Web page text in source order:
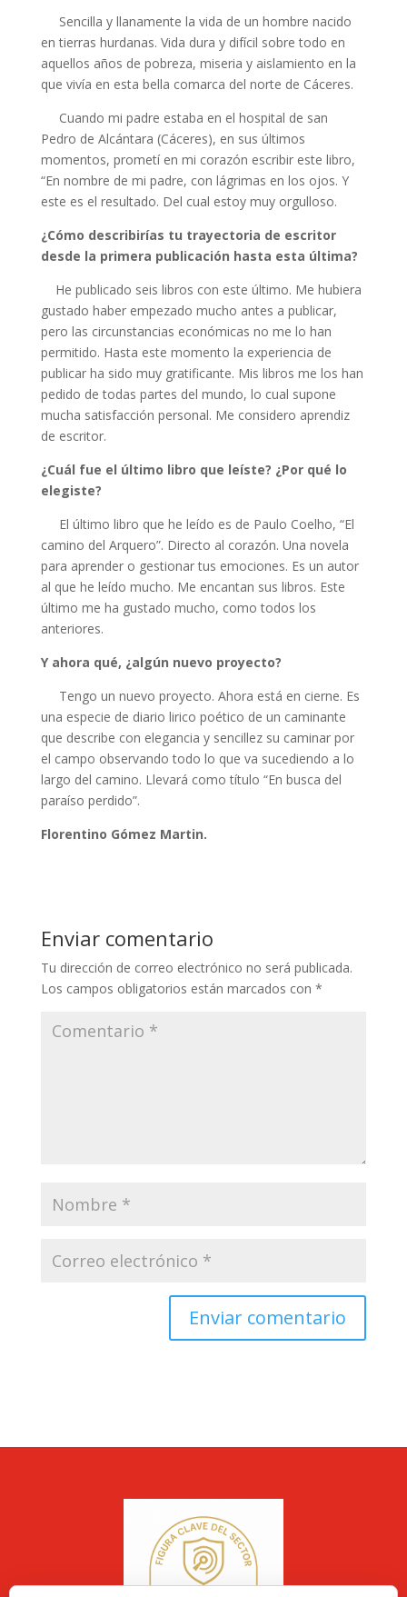
Sencilla y llanamente la vida de un hombre nacido
en tierras hurdanas. Vida dura y difícil sobre todo en
aquellos años de pobreza, miseria y aislamiento en la
que vivía en esta bella comarca del norte de Cáceres.
Cuando mi padre estaba en el hospital de san
Pedro de Alcántara (Cáceres), en sus últimos
momentos, prometí en mi corazón escribir este libro,
“En nombre de mi padre, con lágrimas en los ojos. Y
este es el resultado. Del cual estoy muy orgulloso.
¿Cómo describirías tu trayectoria de escritor
desde la primera publicación hasta esta última?
He publicado seis libros con este último. Me hubiera
gustado haber empezado mucho antes a publicar,
pero las circunstancias económicas no me lo han
permitido. Hasta este momento la experiencia de
publicar ha sido muy gratificante. Mis libros me los han
pedido de todas partes del mundo, lo cual supone
mucha satisfacción personal. Me considero aprendiz
de escritor.
¿Cuál fue el último libro que leíste? ¿Por qué lo
elegiste?
El último libro que he leído es de Paulo Coelho, “El
camino del Arquero”. Directo al corazón. Una novela
para aprender o gestionar tus emociones. Es un autor
al que he leído mucho. Me encantan sus libros. Este
último me ha gustado mucho, como todos los
anteriores.
Y ahora qué, ¿algún nuevo proyecto?
Tengo un nuevo proyecto. Ahora está en cierne. Es
una especie de diario lirico poético de un caminante
que describe con elegancia y sencillez su caminar por
el campo observando todo lo que va sucediendo a lo
largo del camino. Llevará como título “En busca del
paraíso perdido”.
Florentino Gómez Martin.
Enviar comentario
Tu dirección de correo electrónico no será publicada.
Los campos obligatorios están marcados con *